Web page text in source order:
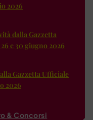
2026
dalla Gazzetta
e 30 giugno 2026
Gazzetta Ufficiale
2026
& Concorsi